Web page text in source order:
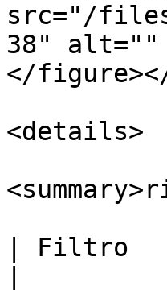
src="/files/
38" alt=""
</
<details>
| Filtro